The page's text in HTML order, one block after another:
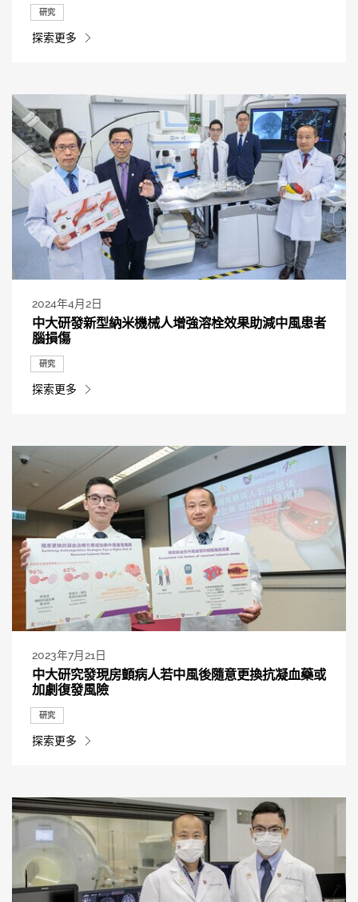
研究
探索更多
2024年4月2日
中大研發新型納米機械人增強溶栓效果助減中風患者
腦損傷
研究
探索更多
2023年7月21日
中大研究發現房顫病人若中風後隨意更換抗凝血藥或
加劇復發風險
研究
探索更多